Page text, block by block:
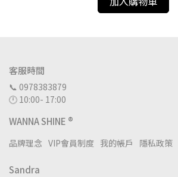
客服時間
📞 0978383879
🕛 10:00- 17:00
WANNA SHINE ®
品牌理念 VIP會員制度 我的帳戶 隱私政策
Sandra